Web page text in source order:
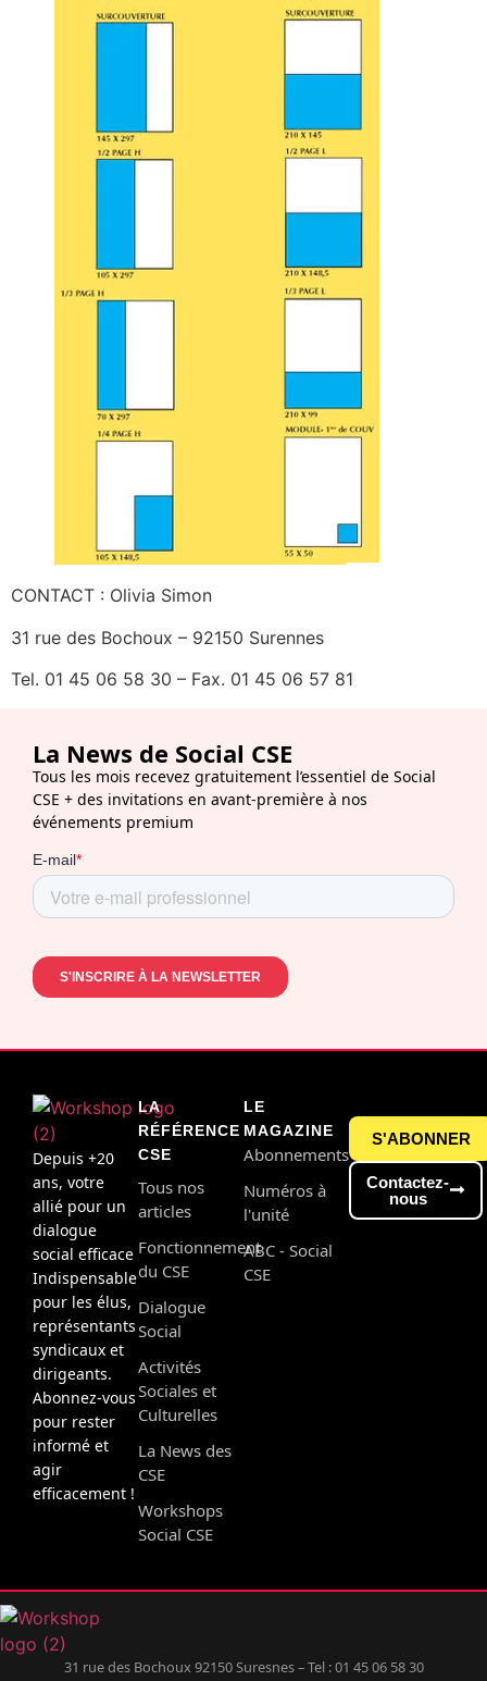
CONTACT : Olivia Simon
31 rue des Bochoux – 92150 Surennes
Tel. 01 45 06 58 30 – Fax. 01 45 06 57 81
La News de Social CSE
Tous les mois recevez gratuitement l’essentiel de Social
CSE + des invitations en avant-première à nos
événements premium
Depuis +20
ans, votre
allié pour un
dialogue
social efficace
Indispensable
pour les élus,
représentants
syndicaux et
dirigeants.
Abonnez-vous
pour rester
informé et
agir
efficacement !
LA
RÉFÉRENCE
CSE
Tous nos
articles
Fonctionnement
du CSE
Dialogue
Social
Activités
Sociales et
Culturelles
La News des
CSE
Workshops
Social CSE
LE
MAGAZINE
Abonnements
Numéros à
l'unité
ABC - Social
CSE
S'ABONNER
Contactez-
nous
31 rue des Bochoux 92150 Suresnes – Tel : 01 45 06 58 30